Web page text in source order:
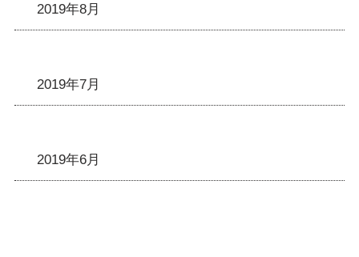
2019年8月
2019年7月
2019年6月